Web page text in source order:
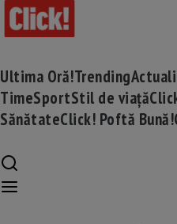
Ultima Oră!Trending
TimeSportStil de viață
SănătateClick! Poftă Bună!